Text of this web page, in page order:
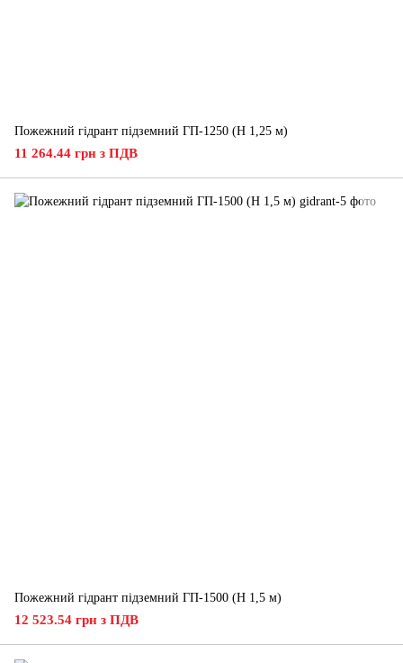
Пожежний гідрант підземний ГП-1250 (H 1,25 м)
11 264.44 грн з ПДВ
Пожежний гідрант підземний ГП-1500 (H 1,5 м)
12 523.54 грн з ПДВ